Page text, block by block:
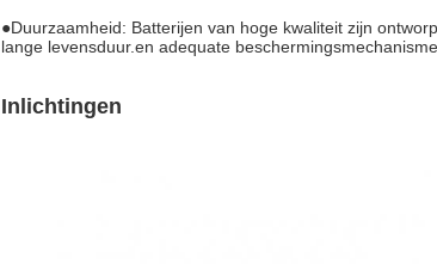
●Duurzaamheid: Batterijen van hoge kwaliteit zijn
lange levensduur.en adequate
Inlichtingen